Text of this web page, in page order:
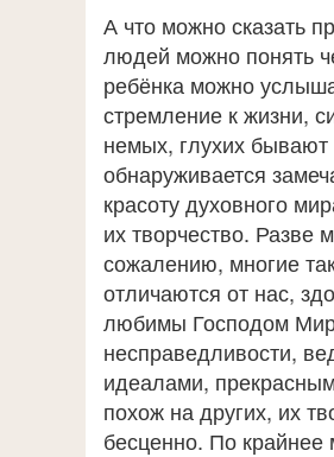
А что можно сказать
людей можно понять
ребёнка можно
стремление к жизни,
немых, глухих
обнаруживается
красоту духовного
их творчество.
сожалению, многие
отличаются от нас,
любимы Господом
несправедливости,
идеалами,
похож на других, их
бесценно. По